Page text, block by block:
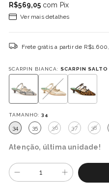
R$569,05 com Pix
Ver mais detalhes
Frete grátisa partir de
SCARPIN BIANCA: SCARPIN
TAMANHO: 34
34 35 36 37 38
Atenção, última unidade!